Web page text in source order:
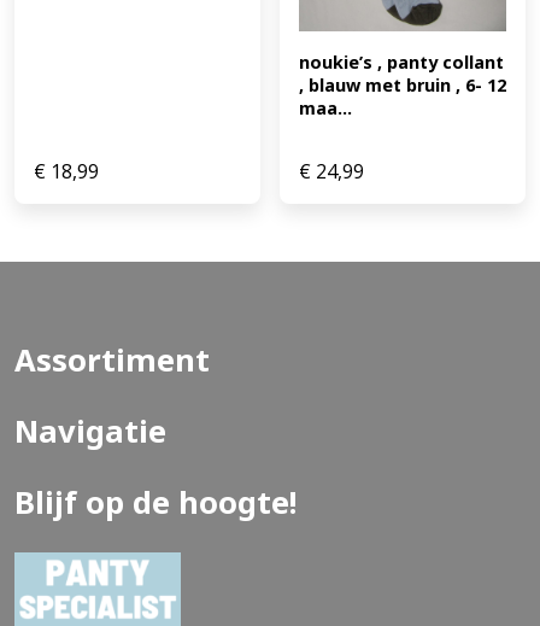
€ 18,99
noukie’s , panty collant
, blauw met bruin , 6- 12
maa...
€ 24,99
Assortiment
Navigatie
Blijf op de hoogte!